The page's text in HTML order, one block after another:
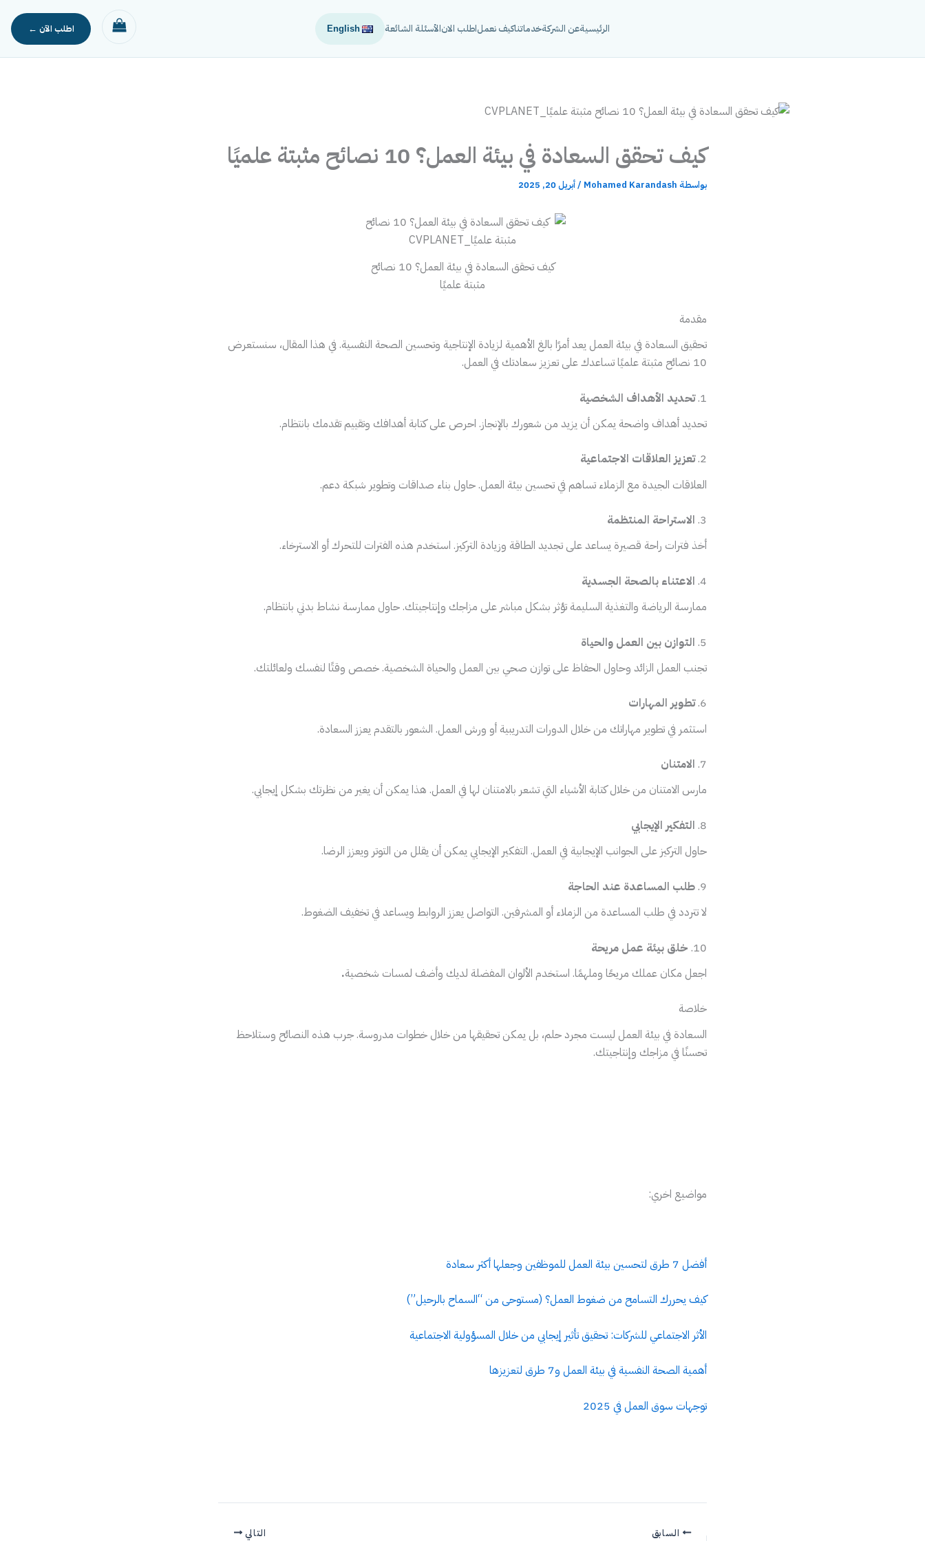
الرئيسيةعن الشركةخدماتناكيف نعملاطلب الانالأسئلة الشائعة English
كيف تحقق السعادة في بيئة العمل؟ 10 نصائح مثبتة علميًا
بواسطة Mohamed Karandash
/أبريل 20, 2025
كيف تحقق السعادة في بيئة العمل؟ 10 نصائح
مثبتة علميًا
مقدمة
تحقيق السعادة في بيئة العمل يعد أمرًا بالغ الأهمية لزيادة الإنتاجية وتحسين الصحة النفسية. في هذا المقال، سنستعرض
10 نصائح مثبتة علميًا تساعدك على تعزيز سعادتك في العمل.
1. تحديد الأهداف الشخصية
تحديد أهداف واضحة يمكن أن يزيد من شعورك بالإنجاز. احرص على كتابة أهدافك وتقييم تقدمك بانتظام.
2. تعزيز العلاقات الاجتماعية
العلاقات الجيدة مع الزملاء تساهم في تحسين بيئة العمل. حاول بناء صداقات وتطوير شبكة دعم.
3. الاستراحة المنتظمة
أخذ فترات راحة قصيرة يساعد على تجديد الطاقة وزيادة التركيز. استخدم هذه الفترات للتحرك أو الاسترخاء.
4. الاعتناء بالصحة الجسدية
ممارسة الرياضة والتغذية السليمة تؤثر بشكل مباشر على مزاجك وإنتاجيتك. حاول ممارسة نشاط بدني بانتظام.
5. التوازن بين العمل والحياة
تجنب العمل الزائد وحاول الحفاظ على توازن صحي بين العمل والحياة الشخصية. خصص وقتًا لنفسك ولعائلتك.
6. تطوير المهارات
استثمر في تطوير مهاراتك من خلال الدورات التدريبية أو ورش العمل. الشعور بالتقدم يعزز السعادة.
7. الامتنان
مارس الامتنان من خلال كتابة الأشياء التي تشعر بالامتنان لها في العمل. هذا يمكن أن يغير من نظرتك بشكل إيجابي.
8. التفكير الإيجابي
حاول التركيز على الجوانب الإيجابية في العمل. التفكير الإيجابي يمكن أن يقلل من التوتر ويعزز الرضا.
9. طلب المساعدة عند الحاجة
لا تتردد في طلب المساعدة من الزملاء أو المشرفين. التواصل يعزز الروابط ويساعد في تخفيف الضغوط.
10. خلق بيئة عمل مريحة
اجعل مكان عملك مريحًا وملهمًا. استخدم الألوان المفضلة لديك وأضف لمسات شخصية.
خلاصة
السعادة في بيئة العمل ليست مجرد حلم، بل يمكن تحقيقها من خلال خطوات مدروسة. جرب هذه النصائح وستلاحظ
تحسنًا في مزاجك وإنتاجيتك.
مواضيع اخري:
أفضل 7 طرق لتحسين بيئة العمل للموظفين وجعلها أكثر سعادة
كيف يحررك التسامح من ضغوط العمل؟ (مستوحى من “السماح بالرحيل”)
الأثر الاجتماعي للشركات: تحقيق تأثير إيجابي من خلال المسؤولية الاجتماعية
أهمية الصحة النفسية في بيئة العمل و7 طرق لتعزيزها
توجهات سوق العمل في 2025
السابق التالي